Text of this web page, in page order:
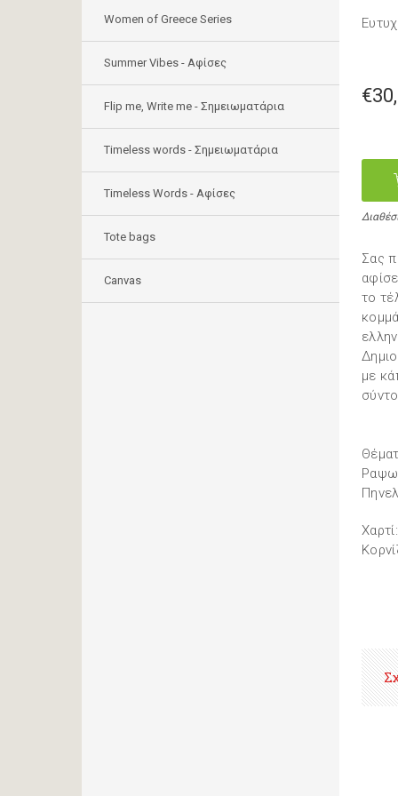
Women of Greece Series
Summer Vibes - Αφίσες
Flip me, Write me - Σημειωματάρια
Timeless words - Σημειωματάρια
Timeless Words - Aφίσες
Tote bags
Canvas
Σας
το
με